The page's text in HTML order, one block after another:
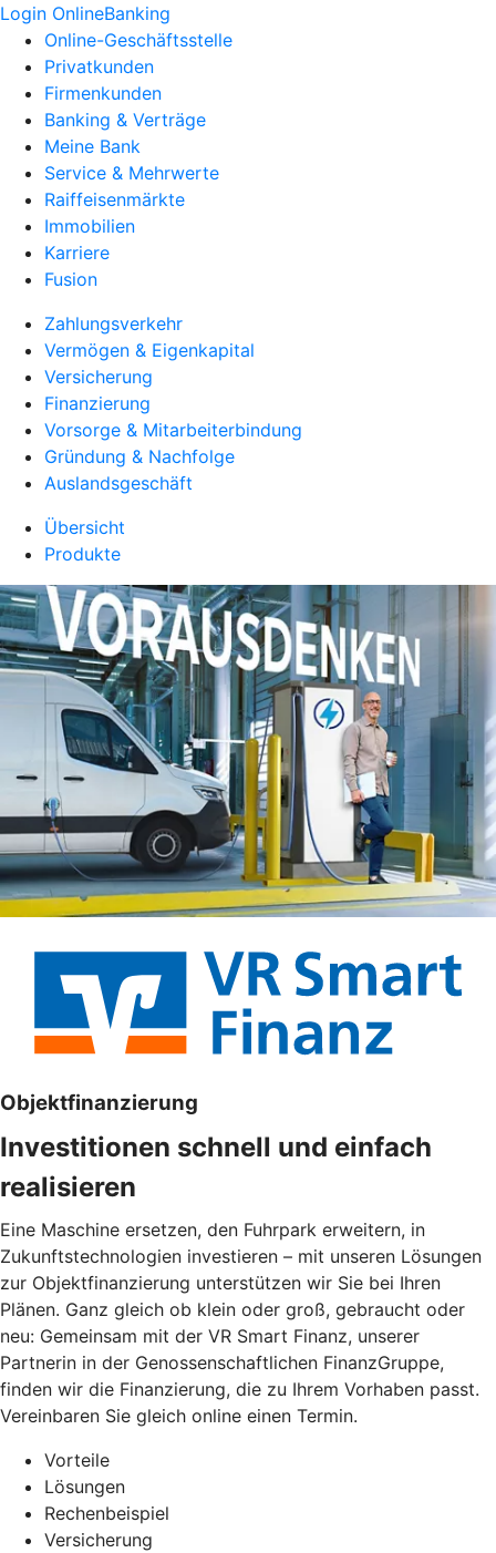
Login OnlineBanking
Online-Geschäftsstelle
Privatkunden
Firmenkunden
Banking & Verträge
Meine Bank
Service & Mehrwerte
Raiffeisenmärkte
Immobilien
Karriere
Fusion
Zahlungsverkehr
Vermögen & Eigenkapital
Versicherung
Finanzierung
Vorsorge & Mitarbeiterbindung
Gründung & Nachfolge
Auslandsgeschäft
Übersicht
Produkte
Objektfinanzierung
Investitionen schnell und einfach
realisieren
Eine Maschine ersetzen, den Fuhrpark erweitern, in
Zukunftstechnologien investieren – mit unseren Lösungen
zur Objektfinanzierung unterstützen wir Sie bei Ihren
Plänen. Ganz gleich ob klein oder groß, gebraucht oder
neu: Gemeinsam mit der VR Smart Finanz, unserer
Partnerin in der Genossenschaftlichen FinanzGruppe,
finden wir die Finanzierung, die zu Ihrem Vorhaben passt.
Vereinbaren Sie gleich online einen Termin.
Vorteile
Lösungen
Rechenbeispiel
Versicherung